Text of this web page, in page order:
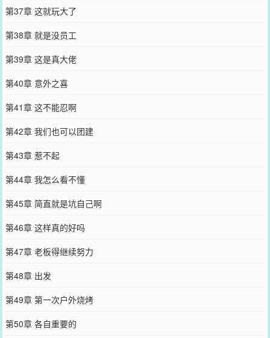
第37章 这就玩大了
第38章 就是没员工
第39章 这是真大佬
第40章 意外之喜
第41章 这不能忍啊
第42章 我们也可以团建
第43章 惹不起
第44章 我怎么看不懂
第45章 简直就是坑自己啊
第46章 这样真的好吗
第47章 老板得继续努力
第48章 出发
第49章 第一次户外烧烤
第50章 各自重要的